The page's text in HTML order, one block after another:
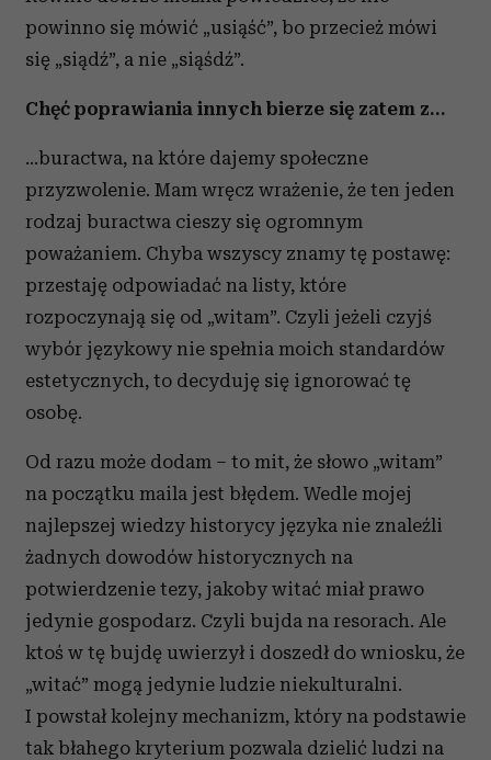
powinno się mówić „usiąść”, bo przecież mówi
się „siądź”, a nie „siąśdź”.
Chęć poprawiania innych bierze się zatem z…
…buractwa, na które dajemy społeczne
przyzwolenie. Mam wręcz wrażenie, że ten jeden
rodzaj buractwa cieszy się ogromnym
poważaniem. Chyba wszyscy znamy tę postawę:
przestaję odpowiadać na listy, które
rozpoczynają się od „witam”. Czyli jeżeli czyjś
wybór językowy nie spełnia moich standardów
estetycznych, to decyduję się ignorować tę
osobę.
Od razu może dodam – to mit, że słowo „witam”
na początku maila jest błędem. Wedle mojej
najlepszej wiedzy historycy języka nie znaleźli
żadnych dowodów historycznych na
potwierdzenie tezy, jakoby witać miał prawo
jedynie gospodarz. Czyli bujda na resorach. Ale
ktoś w tę bujdę uwierzył i doszedł do wniosku, że
„witać” mogą jedynie ludzie niekulturalni.
I powstał kolejny mechanizm, który na podstawie
tak błahego kryterium pozwala dzielić ludzi na